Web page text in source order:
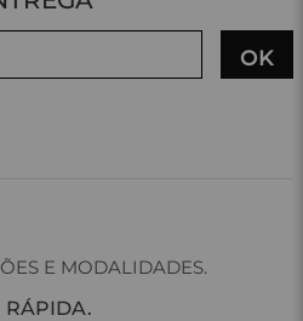
E MODALIDADES.
RÁPIDA.